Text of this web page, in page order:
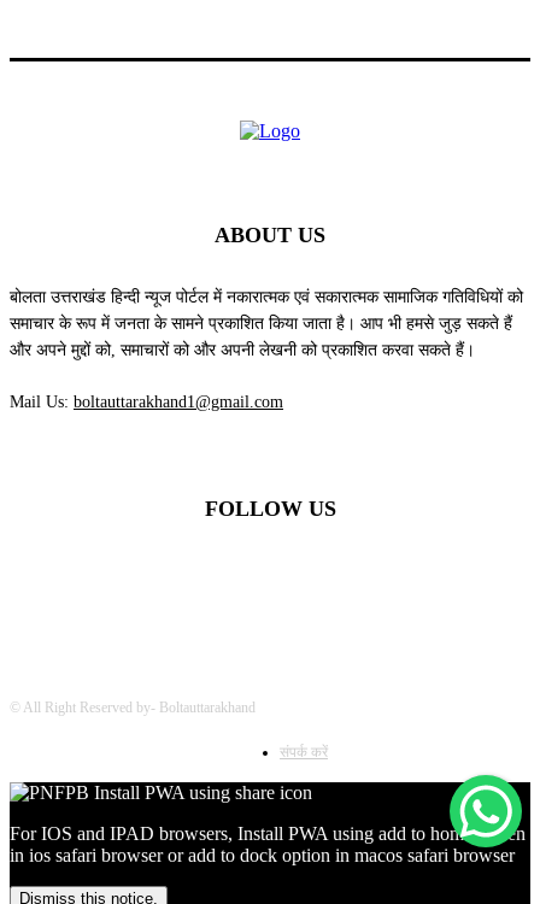
ABOUT US
बोलता उत्तराखंड हिन्दी न्यूज पोर्टल में नकारात्मक एवं सकारात्मक सामाजिक गतिविधियों को
समाचार के रूप में जनता के सामने प्रकाशित किया जाता है। आप भी हमसे जुड़ सकते हैं
और अपने मुद्दों को, समाचारों को और अपनी लेखनी को प्रकाशित करवा सकते हैं।
Mail Us: boltauttarakhand1@gmail.com
FOLLOW US
© All Right Reserved by- Boltauttarakhand
संपर्क करें
For IOS and IPAD browsers, Install PWA using add to home screen
in ios safari browser or add to dock option in macos safari browser
Dismiss this notice.